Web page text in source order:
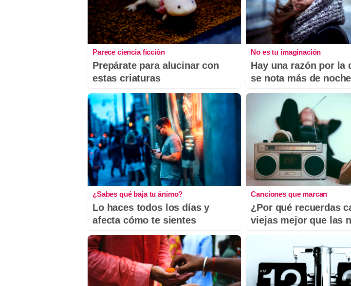
Parece ciencia ficción
Prepárate para alucinar con
estas criaturas
No es tu imaginación
Hay una razón por la
se nota más de noche
¿Sabes qué baja tu ánimo?
Lo haces todos los días y
afecta cómo te sientes
Canciones que marcan
¿Por qué recuerdas
viejas mejor que las